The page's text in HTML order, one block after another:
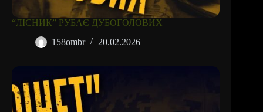
“ЛІСНИК” РУБАЄ ДУБОГОЛОВИХ
158ombr
20.02.2026